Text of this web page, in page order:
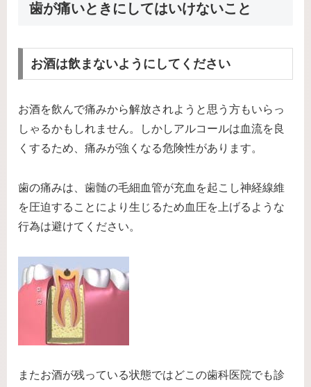
歯が痛いときにしてはいけないこと
お酒は飲まないようにしてください
お酒を飲んで痛みから解放されようと思う方もいらっ
しゃるかもしれません。しかしアルコールは血流を良
くするため、痛みが強くなる危険性があります。
歯の痛みは、歯髄の毛細血管が充血を起こし神経線維
を圧迫することにより生じるため血圧を上げるような
行為は避けてください。
またお酒が残っている状態ではどこの歯科医院でも診